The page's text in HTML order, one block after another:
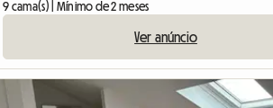
9 cama(s) | Mínimo de 2 meses
Ver anúncio